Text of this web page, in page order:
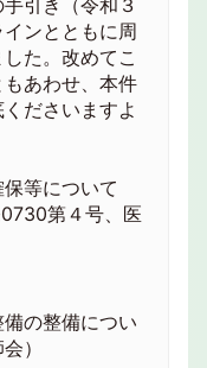
引き（令和３
ンとともに周
た。改めてこ
あわせ、本件
ださいますよ
等について
第４号、医
の整備につい
）